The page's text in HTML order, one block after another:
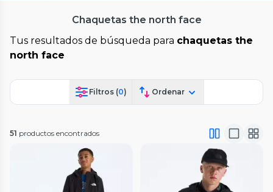
Chaquetas the north face
Tus resultados de búsqueda para chaquetas the
north face
Filtros (0) Ordenar
51 productos encontrados